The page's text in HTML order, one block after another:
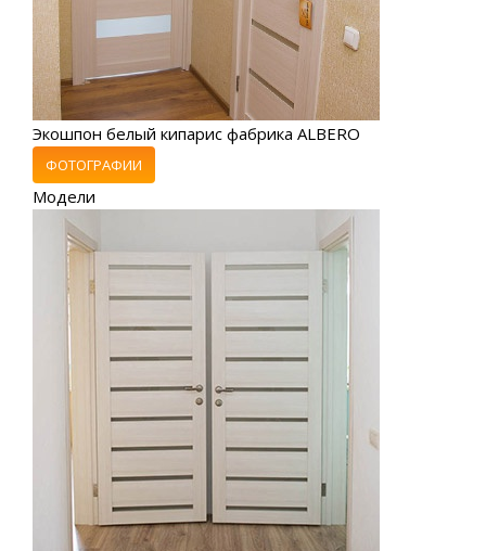
Экошпон белый кипарис фабрика ALBERO
ФОТОГРАФИИ
Модели